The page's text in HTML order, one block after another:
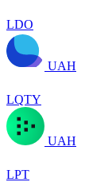
LDO
UAH
LQTY
UAH
LPT